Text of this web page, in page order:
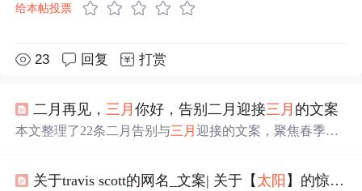
给本帖投票
23 回复 打赏
二月再见， 三月你好，告别二月迎接三月 的文案
本文整理了22条二月告别与三月迎接的文案，聚焦春季意
发布、节日营销文案及用户运营场景，突出季节更替中的
关于travis scott的网名_文案| 关于【 太阳 】的惊艳句子